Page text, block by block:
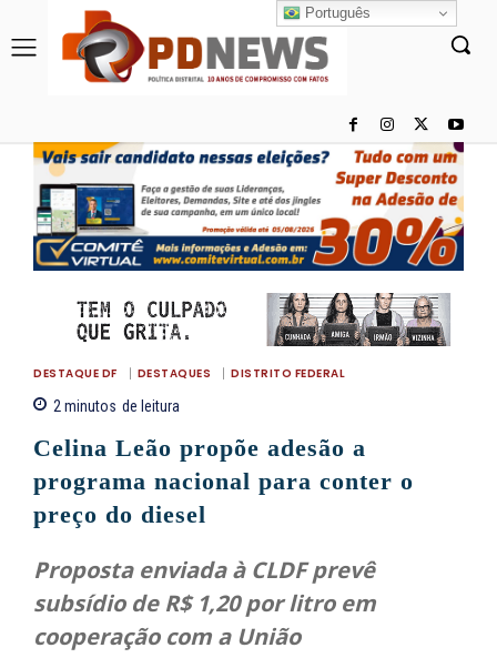
DESTAQUE DF DESTAQUES DISTRITO FEDERAL
2minutos de leitura
Celina Leão propõe adesão a
programa nacional para conter o
preço do diesel
Proposta enviada à CLDF prevê
subsídio de R$ 1,20 por litro em
cooperação com a União
Português